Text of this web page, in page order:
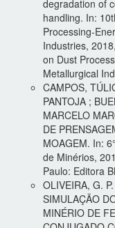
degradation of
handling. In:
Processing-
Industries,
on Dust
Metallurgical
CAMPOS,
PANTOJA ;
MARCELO
DE
MOAGEM. In:
de Minérios,
Paulo: Editora
OLIVEIRA, G.
SIMULAÇÃO
MINÉRIO DE